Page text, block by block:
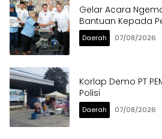
Gelar Acara
Bantuan Kepada
Daerah 07/08/2026
Korlap Demo PT
Polisi
Daerah 07/08/2026